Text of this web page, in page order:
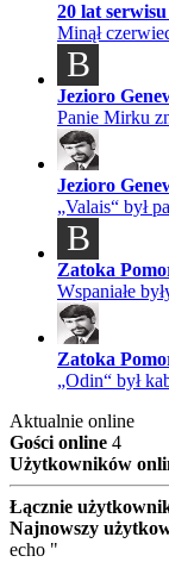
20 lat
Minął
B
Jezioro
Panie Mirku
Jezioro
„Valais“ był
B
Zatoka
Wspaniałe
Zatoka
„Odin“ był
Aktualnie online
Gości online 4
Użytkowników
Łącznie
Najnowszy
echo "